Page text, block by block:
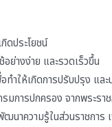
ดประโยชน์
ย่างง่าย และรวดเร็วขึ้น
ทำให้เกิดการปรับปรุง แล
มการปกครอง จากพระรา
นาความรู้ในส่วนราชการ